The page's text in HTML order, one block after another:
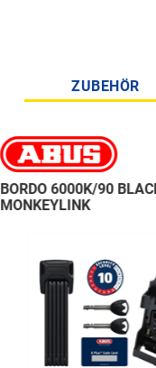
ZUBEHÖR
BORDO 6000K/90
MONKEYLINK